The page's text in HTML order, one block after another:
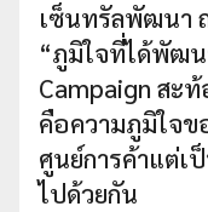
เซ็นทรัลพัฒนา
“ภูมิใจที่ได้พัฒน
Campaign สะ
คือความภูมิใจข
ศูนย์การค้าแต่เ
ไปด้วยกัน